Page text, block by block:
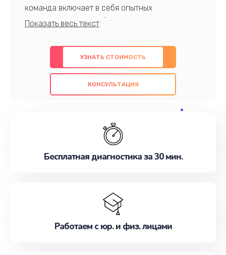
команда включает в себя опытных
профессионалов с обширными знаниями и
предлагаем быстрый и качественный ремонт с
использованием оригинальных компонентов, а
также гарантируем качество всех
проведенных работ. Наша цель - предоставить
обслуживание, удовлетворяя их потребности
наилучшим образом. Не медлите записаться на
УЗНАТЬ СТОИМОСТЬ
КОНСУЛЬТАЦИЯ
Бесплатная диагностика за 30 мин.
Работаем с юр. и физ. лицами